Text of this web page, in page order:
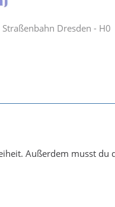
Dresden - H0
Außerdem musst du